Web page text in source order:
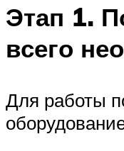
Этап 1.
всего
Для работы